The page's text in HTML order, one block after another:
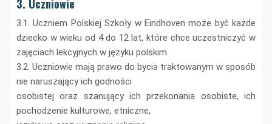
3. Uczniowie
3.1. Uczniem Polskiej Szkoły w Eindhoven może być każde
dziecko w wieku od 4 do 12 lat, które chce uczestniczyć w
zajęciach lekcyjnych w języku polskim.
3.2. Uczniowie mają prawo do bycia traktowanym w sposób
nie naruszający ich godności
osobistej oraz szanujący ich przekonania osobiste, ich
pochodzenie kulturowe, etniczne,